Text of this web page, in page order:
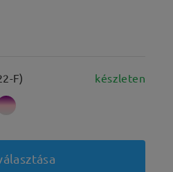
F) készleten